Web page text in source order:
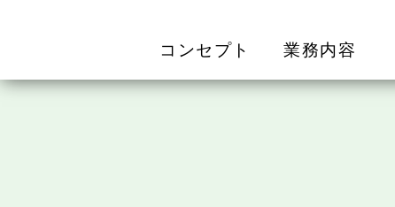
コンセプト 業務内容